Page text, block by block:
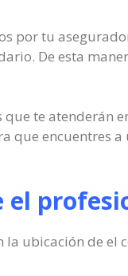
por tu
De esta
te atenderán
que encuentres
el
ubicación de el